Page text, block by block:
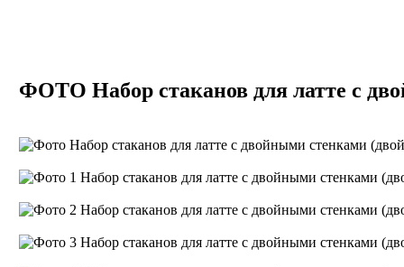
ФОТО Набор стаканов для латте с